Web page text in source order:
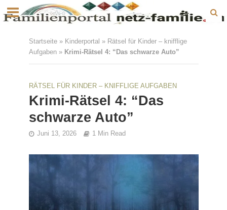
Startseite» Kinderportal » Rätsel für Kinder – knifflige
Aufgaben» Krimi-Rätsel 4: “Das schwarze Auto”
RÄTSEL FÜR KINDER – KNIFFLIGE AUFGABEN
Krimi-Rätsel 4: “Das
schwarze Auto”
Juni 13, 2026 1 Min Read